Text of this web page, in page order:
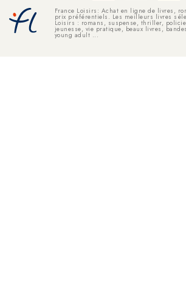
France Loisirs: Achat en ligne de livres,
prix préférentiels. Les meilleurs livres
Loisirs : romans, suspense, thriller,
jeunesse, vie pratique, beaux livres,
young adult ...